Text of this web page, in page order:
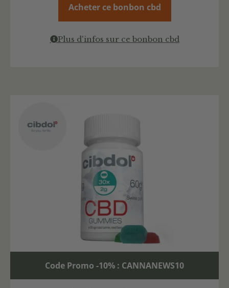
Acheter ce bonbon cbd
Plus d'infos sur ce bonbon cbd
Code Promo -10% : CANNANEWS10